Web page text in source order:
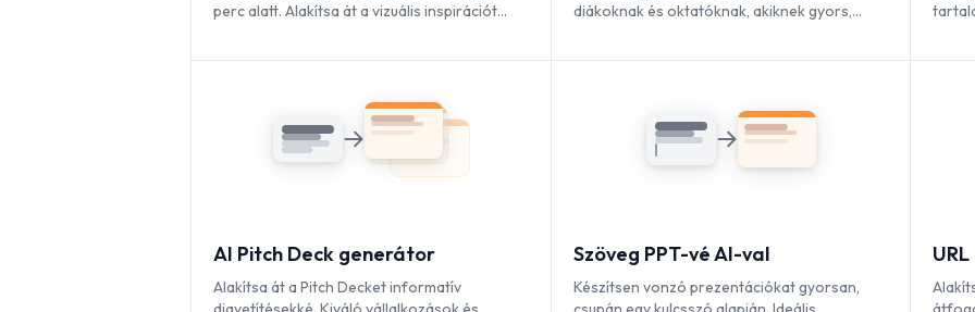
perc alatt. Alakítsa át a vizuális inspirációt
diákoknak és oktatóknak, akiknek gyors,
AI Pitch Deck generátor
Alakítsa át a Pitch Decket informatív
Szöveg PPT-vé AI-val
Készítsen vonzó prezentációkat gyorsan,